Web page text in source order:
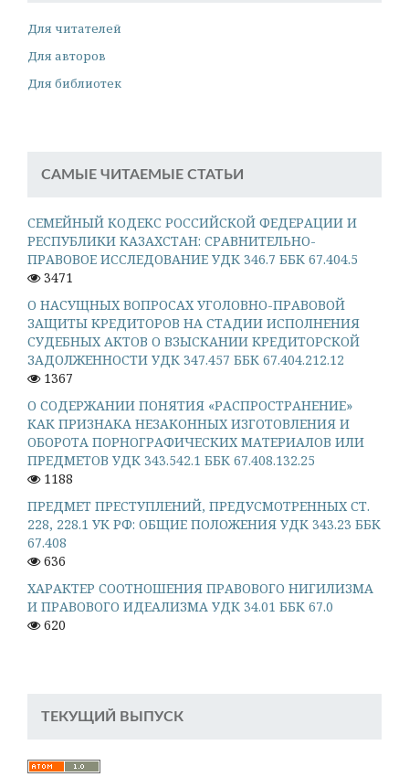
Для читателей
Для авторов
Для библиотек
САМЫЕ ЧИТАЕМЫЕ СТАТЬИ
СЕМЕЙНЫЙ КОДЕКС РОССИЙСКОЙ ФЕДЕРАЦИИ И
РЕСПУБЛИКИ КАЗАХСТАН: СРАВНИТЕЛЬНО-
ПРАВОВОЕ ИССЛЕДОВАНИЕ УДК 346.7 ББК 67.404.5
3471
О НАСУЩНЫХ ВОПРОСАХ УГОЛОВНО-ПРАВОВОЙ
ЗАЩИТЫ КРЕДИТОРОВ НА СТАДИИ ИСПОЛНЕНИЯ
СУДЕБНЫХ АКТОВ О ВЗЫСКАНИИ КРЕДИТОРСКОЙ
ЗАДОЛЖЕННОСТИ УДК 347.457 ББК 67.404.212.12
1367
О СОДЕРЖАНИИ ПОНЯТИЯ «РАСПРОСТРАНЕНИЕ»
КАК ПРИЗНАКА НЕЗАКОННЫХ ИЗГОТОВЛЕНИЯ И
ОБОРОТА ПОРНОГРАФИЧЕСКИХ МАТЕРИАЛОВ ИЛИ
ПРЕДМЕТОВ УДК 343.542.1 ББК 67.408.132.25
1188
ПРЕДМЕТ ПРЕСТУПЛЕНИЙ, ПРЕДУСМОТРЕННЫХ СТ.
228, 228.1 УК РФ: ОБЩИЕ ПОЛОЖЕНИЯ УДК 343.23 ББК
67.408
636
ХАРАКТЕР СООТНОШЕНИЯ ПРАВОВОГО НИГИЛИЗМА
И ПРАВОВОГО ИДЕАЛИЗМА УДК 34.01 ББК 67.0
620
ТЕКУЩИЙ ВЫПУСК